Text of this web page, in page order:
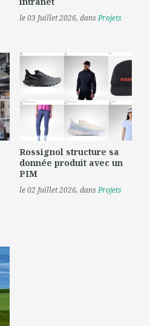
le 03 Juillet 2026, dansProjets
Rossignol structure sa
donnée produit avec un
PIM
le 02 Juillet 2026, dansProjets